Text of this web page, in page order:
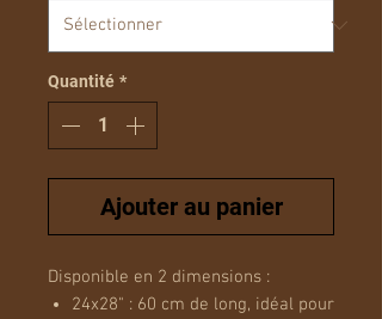
Quantité *
Ajouter au panier
Disponible en 2 dimensions :
24x28" : 60 cm de long, idéal pour